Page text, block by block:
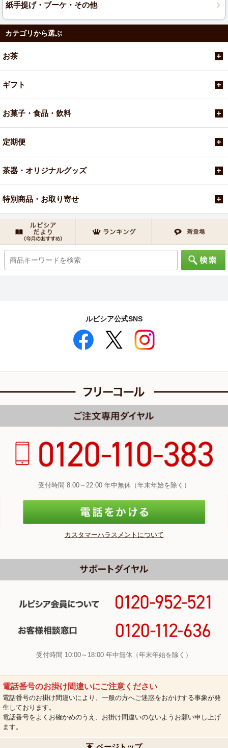
紙手提げ・ブーケ・その他
カテゴリから選ぶ
お茶
ギフト
お菓子・食品・飲料
定期便
茶器・オリジナルグッズ
特別商品・お取り寄せ
ルピシア公式SNS
受付時間 8:00～22:00 年中無休（年末年始を除く）
カスタマーハラスメントについて
受付時間 10:00～18:00 年中無休（年末年始を除く）
電話番号のお掛け間違いにご注意ください
電話番号のお掛け間違いにより、一般の方へご迷惑をおかけする事象が発
生しております。
電話番号をよくお確かめのうえ、お掛け間違いのないようお願い申し上げ
ます。